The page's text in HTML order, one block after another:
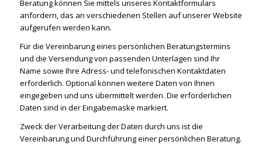
Beratung können Sie mittels unseres Kontaktformulars
anfordern, das an verschiedenen Stellen auf unserer Website
aufgerufen werden kann.
Für die Vereinbarung eines persönlichen Beratungstermins
und die Versendung von passenden Unterlagen sind Ihr
Name sowie Ihre Adress- und telefonischen Kontaktdaten
erforderlich. Optional können weitere Daten von Ihnen
eingegeben und uns übermittelt werden. Die erforderlichen
Daten sind in der Eingabemaske markiert.
Zweck der Verarbeitung der Daten durch uns ist die
Vereinbarung und Durchführung einer persönlichen Beratung.